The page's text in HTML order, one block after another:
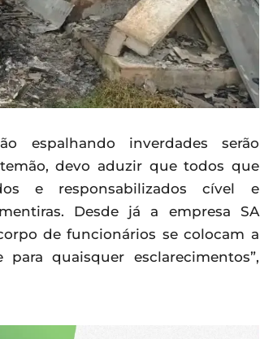
espalhando inverdades serão
devo aduzir que todos que
e responsabilizados cível e
Desde já a empresa SA
de funcionários se colocam a
quaisquer esclarecimentos”,